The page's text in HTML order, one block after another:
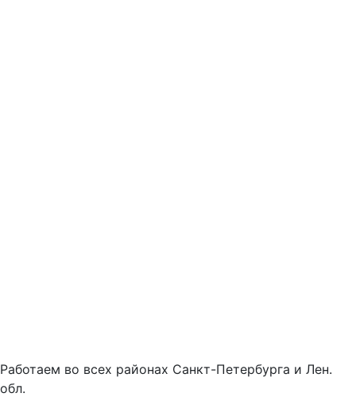
Работаем во всех районах Санкт-Петербурга и Лен.
обл.